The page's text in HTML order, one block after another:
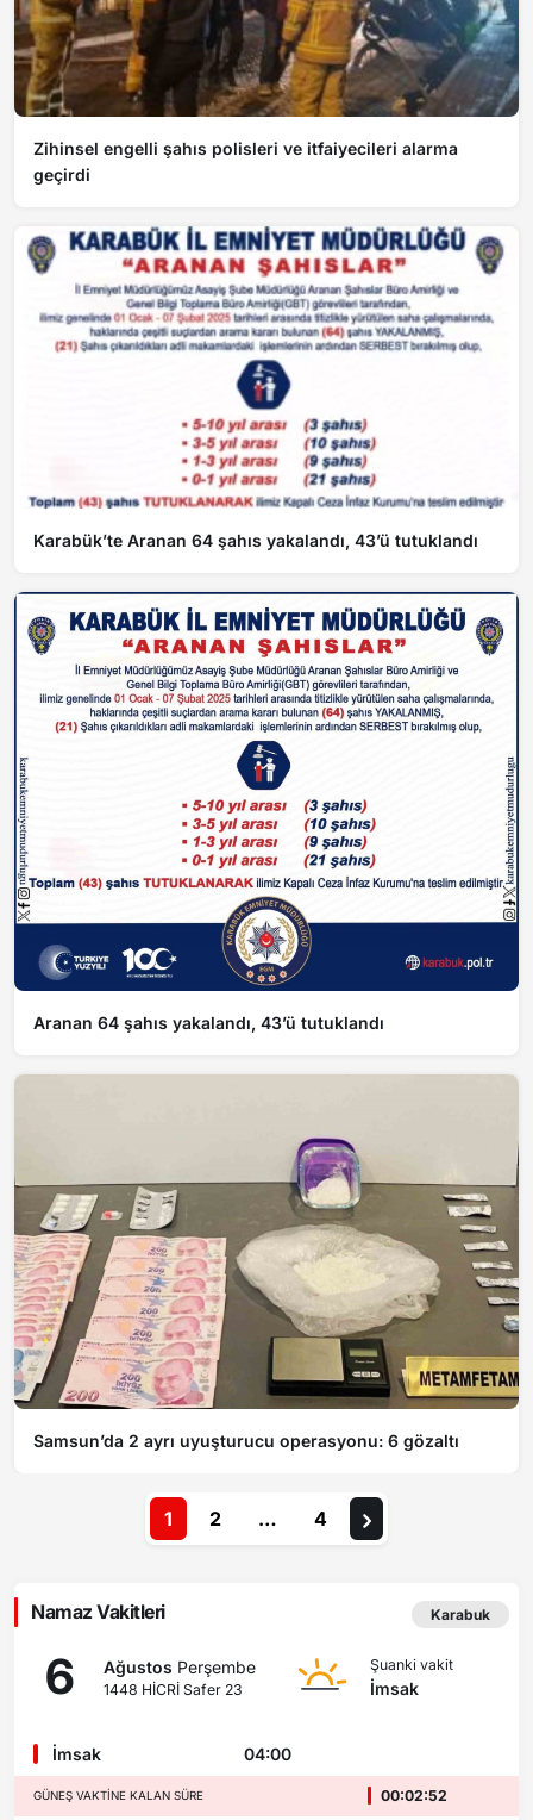
Zihinsel engelli şahıs polisleri ve itfaiyecileri alarma
geçirdi
Karabük’te Aranan 64 şahıs yakalandı, 43’ü tutuklandı
Aranan 64 şahıs yakalandı, 43’ü tutuklandı
Samsun’da 2 ayrı uyuşturucu operasyonu: 6 gözaltı
1 2 … 4
Namaz Vakitleri Karabuk
6 Ağustos Perşembe
1448 HİCRİ Safer 23
Şuanki vakit
İmsak
İmsak 04:00
GÜNEŞ VAKTINE KALAN SÜRE 00:02:50